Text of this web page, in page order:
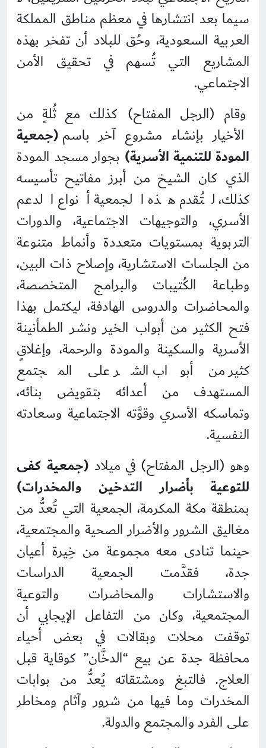
سيما بعد انتشارها في معظم مناطق المملكة
العربية السعودية، وحُق للبلاد أن تفخر بهذه
المشاريع التي تُسهم في تحقيق الأمن
الاجتماعي.
وقام (الرجل المفتاح) كذلك مع ثُلةٍ من
الأخيار بإنشاء مشروع آخر باسم (جمعية
المودة للتنمية الأسرية) بجوار مسجد المودة
الذي كان الشيخ من أبرز مفاتيح تأسيسه
كذلك، لتُقدم هذه الجمعية أنواع الدعم
الأسري، والتوجيهات الاجتماعية، والدورات
التربوية بمستويات متعددة وأنماط متنوعة
من الجلسات الاستشارية، وإصلاح ذات البين،
وطباعة الكُتيبات والبرامج المتخصصة،
والمحاضرات والدروس الهادفة، ليكتمل بهذا
فتح الكثير من أبواب الخير ونشر الطمأنينة
الأسرية والسكينة والمودة والرحمة، وإغلاقٍ
كثير من أبواب الشر على المجتمع
المستهدف من أعدائه بتقويض بنائه،
وتماسكه الأسري وقوَّته الاجتماعية وسعادته
النفسية.
وهو (الرجل المفتاح) في ميلاد (جمعية كفى
للتوعية بأضرار التدخين والمخدرات)
بمنطقة مكة المكرمة، الجمعية التي تُعدُّ من
مغاليق الشرور والأضرار الصحية والمجتمعية،
حينما تنادى معه مجموعة من خِيرة أعيان
جدة، فقدَّمت الجمعية الدراسات
والاستشارات والمحاضرات والتوعية
المجتمعية، وكان من التفاعل الإيجابي أن
توقفت محلات وبقالات في بعض أحياء
محافظة جدة عن بيع “الدخَّان” كوقاية قبل
العلاج. فالتبغ ومشتقاته يُعدُّ من بوابات
المخدرات وما فيها من شرور وآثام ومخاطر
على الفرد والمجتمع والدولة.